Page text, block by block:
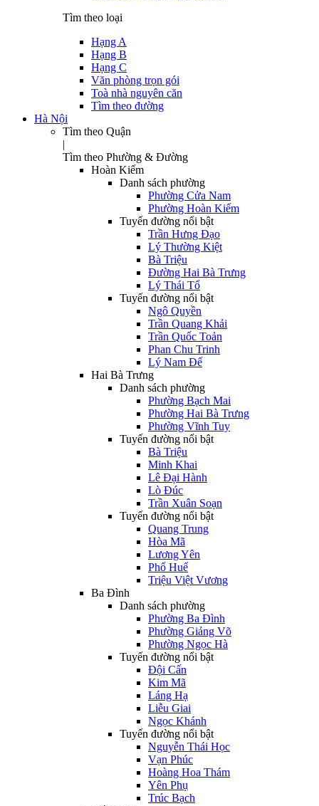
Tìm theo loại
Hạng A
Hạng B
Hạng C
Văn phòng trọn gói
Toà nhà nguyên căn
Tìm theo đường
Hà Nội
Tìm theo Quận
|
Tìm theo Phường & Đường
Hoàn Kiếm
Danh sách phường
Phường Cửa Nam
Phường Hoàn Kiếm
Tuyến đường nổi bật
Trần Hưng Đạo
Lý Thường Kiệt
Bà Triệu
Đường Hai Bà Trưng
Lý Thái Tổ
Tuyến đường nổi bật
Ngô Quyền
Trần Quang Khải
Trần Quốc Toản
Phan Chu Trinh
Lý Nam Đế
Hai Bà Trưng
Danh sách phường
Phường Bạch Mai
Phường Hai Bà Trưng
Phường Vĩnh Tuy
Tuyến đường nổi bật
Bà Triệu
Minh Khai
Lê Đại Hành
Lò Đúc
Trần Xuân Soạn
Tuyến đường nổi bật
Quang Trung
Hòa Mã
Lương Yên
Phố Huế
Triệu Việt Vương
Ba Đình
Danh sách phường
Phường Ba Đình
Phường Giảng Võ
Phường Ngọc Hà
Tuyến đường nổi bật
Đội Cấn
Kim Mã
Láng Hạ
Liễu Giai
Ngọc Khánh
Tuyến đường nổi bật
Nguyễn Thái Học
Vạn Phúc
Hoàng Hoa Thám
Yên Phụ
Trúc Bạch